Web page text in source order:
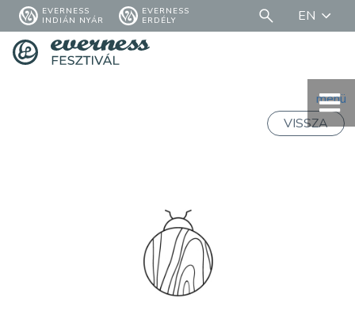
EVERNESS
INDIÁN NYÁR
EVERNESS
ERDÉLY
EN
menü
VISSZA